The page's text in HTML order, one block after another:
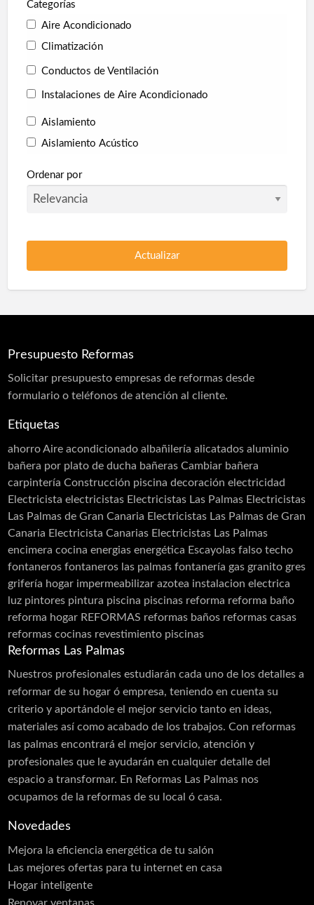
Categorías
Aire Acondicionado
Climatización
Conductos de Ventilación
Instalaciones de Aire Acondicionado
Aislamiento
Aislamiento Acústico
Collarines Intumescentes
Pladur
Protección en túneles
Protección Pasiva Contra Incendios
Puertas acústicas
Revestimiento monocapa
Carpinterias
Acero Inoxidable
Acero Cortén
Bandejas Acero Inoxidable
Barandillas
Carpintería de Aluminio
Cancelas
Carpintería PVC
Láminas PVC Interior y Exterior
Cerramientos
Moldes
Puertas Aluminio
Carpintería de Madera
Carpintería Metálica
Contraventanas
Corte de Vidrios
Cortinas
Cristalería
Ordenar por
Presupuesto Reformas
Solicitar presupuestoempresas de reformas desde
formulario o teléfonos de atención al cliente.
Etiquetas
ahorro Aire acondicionado albañilería alicatados aluminio
bañera por plato de ducha bañeras Cambiar bañera
carpintería Construcción piscina decoración electricidad
Electricista electricistas Electricistas Las Palmas Electricistas
Las Palmas de Gran Canaria Electricistas Las Palmas de Gran
Canaria Electricista Canarias Electricistas Las Palmas
encimera cocina energias energética Escayolas falso techo
fontaneros fontaneros las palmas fontanería gas granito gres
grifería hogar impermeabilizar azotea instalacion electrica
luz pintores pintura piscina piscinas reforma reforma baño
reforma hogar REFORMAS reformas baños reformas casas
reformas cocinas revestimiento piscinas
Reformas Las Palmas
Nuestros profesionales estudiarán cada uno de los detalles a
reformar de su hogar ó empresa, teniendo en cuenta su
criterio y aportándole el mejor servicio tanto en ideas,
materiales así como acabado de los trabajos. Con reformas
las palmas encontrará el mejor servicio, atención y
profesionales que le ayudarán en cualquier detalle del
espacio a transformar. En Reformas Las Palmas nos
ocupamos de la reformas de su local ó casa.
Novedades
Mejora la eficiencia energética de tu salón
Las mejores ofertas para tu internet en casa
Hogar inteligente
Renovar ventanas